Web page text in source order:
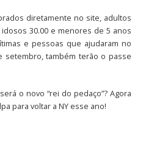
diretamente no site, adultos
idosos 30.00 e menores de 5 anos
e pessoas que ajudaram no
também terão o passe
o novo “rei do pedaço”? Agora
para voltar a NY esse ano!